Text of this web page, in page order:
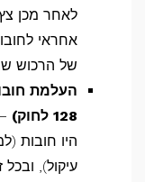
לאחר מכן צץ
אחראי
של הרכוש
העלמת
128 לחוק)
היו חובות
עיקול),